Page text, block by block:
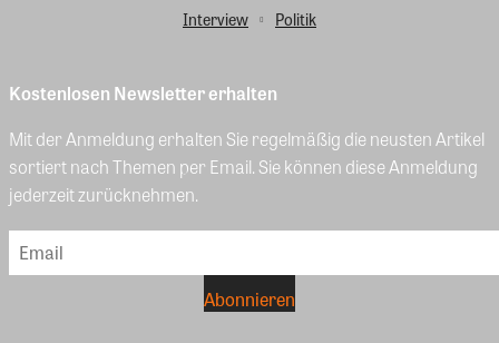
Interview
Politik
Kostenlosen Newsletter erhalten
Mit der Anmeldung erhalten Sie regelmäßig die neusten Artikel
sortiert nach Themen per Email. Sie können diese Anmeldung
jederzeit zurücknehmen.